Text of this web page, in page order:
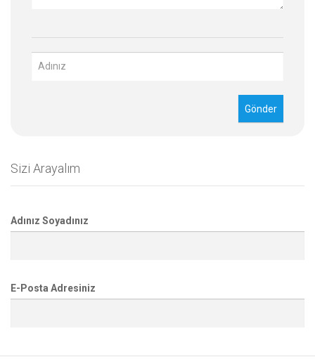
Sizi Arayalım
Adınız Soyadınız
E-Posta Adresiniz